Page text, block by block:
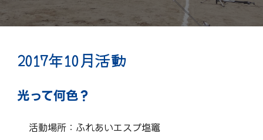
2017年10月活動
光って何色？
活動場所：ふれあいエスプ塩竈